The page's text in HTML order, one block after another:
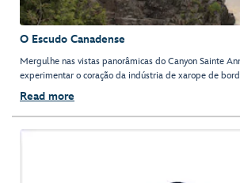
O Escudo Canadense
Mergulhe nas vistas panorâmicas do Canyon Sainte
experimentar o coração da indústria de xarope de
Read more